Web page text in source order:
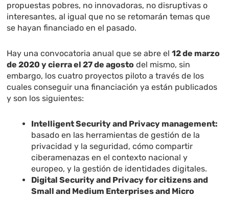
propuestas pobres, no innovadoras, no disruptivas o
interesantes, al igual que no se retomarán temas que
se hayan financiado en el pasado.
Hay una convocatoria anual que se abre el12 de marzo
de 2020 y cierra el 27 de agosto del mismo, sin
embargo, los cuatro proyectos piloto a través de los
cuales conseguir una financiación ya están publicados
y son los siguientes:
Intelligent Security and Privacy management:
basado en las herramientas de gestión de la
privacidad y la seguridad, cómo compartir
ciberamenazas en el contexto nacional y
europeo, y la gestión de identidades digitales.
Digital Security and Privacy for citizens and
Small and Medium Enterprises and Micro